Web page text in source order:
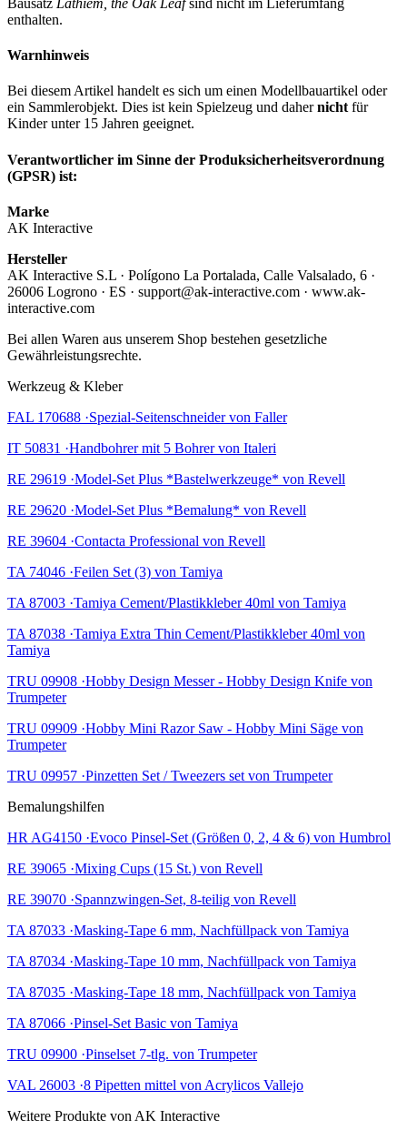
enthalten.
Warnhinweis
Bei diesem Artikel handelt es sich um einen Modellbauartikel oder
ein Sammlerobjekt. Dies ist kein Spielzeug und dahernicht für
Kinder unter 15 Jahren geeignet.
Verantwortlicher im Sinne der Produksicherheitsverordnung
(GPSR) ist:
Marke
AK Interactive
Hersteller
AK Interactive S.L · Polígono La Portalada, Calle Valsalado, 6 ·
26006 Logrono · ES · support@ak-interactive.com · www.ak-
interactive.com
Bei allen Waren aus unserem Shop bestehen gesetzliche
Gewährleistungsrechte.
Werkzeug & Kleber
FAL 170688 ·Spezial-Seitenschneider von Faller
IT 50831 ·Handbohrer mit 5 Bohrer von Italeri
RE 29619 ·Model-Set Plus *Bastelwerkzeuge* von Revell
RE 29620 ·Model-Set Plus *Bemalung* von Revell
RE 39604 ·Contacta Professional von Revell
TA 74046 ·Feilen Set (3) von Tamiya
TA 87003 ·Tamiya Cement/Plastikkleber 40ml von Tamiya
TA 87038 ·Tamiya Extra Thin Cement/Plastikkleber 40ml von
Tamiya
TRU 09908 ·Hobby Design Messer - Hobby Design Knife von
Trumpeter
TRU 09909 ·Hobby Mini Razor Saw - Hobby Mini Säge von
Trumpeter
TRU 09957 ·Pinzetten Set / Tweezers set von Trumpeter
Bemalungshilfen
HR AG4150 ·Evoco Pinsel-Set (Größen 0, 2, 4 & 6) von Humbrol
RE 39065 ·Mixing Cups (15 St.) von Revell
RE 39070 ·Spannzwingen-Set, 8-teilig von Revell
TA 87033 ·Masking-Tape 6 mm, Nachfüllpack von Tamiya
TA 87034 ·Masking-Tape 10 mm, Nachfüllpack von Tamiya
TA 87035 ·Masking-Tape 18 mm, Nachfüllpack von Tamiya
TA 87066 ·Pinsel-Set Basic von Tamiya
TRU 09900 ·Pinselset 7-tlg. von Trumpeter
VAL 26003 ·8 Pipetten mittel von Acrylicos Vallejo
Weitere Produkte von AK Interactive